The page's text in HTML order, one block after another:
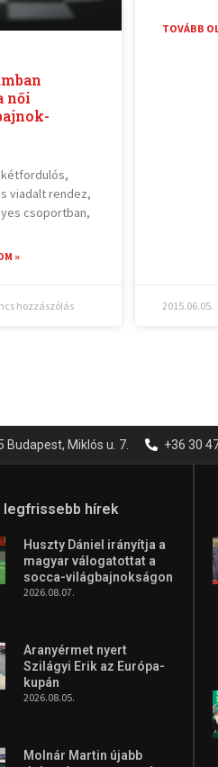
női
viadalt rendez,
csoportban,
»
hozzászólás
TOVÁBB
2015.06.05.
Budapest, Miklós u. 7. +36 30
legfrissebb hírek
Huszty Dániel irányítja a
magyar válogatottat a
socca-világbajnokságon
2026.08.07.
Aranyérmet nyert
Szilágyi Erik az Európa-
kupán
2026.08.05.
Molnár Martin újabb